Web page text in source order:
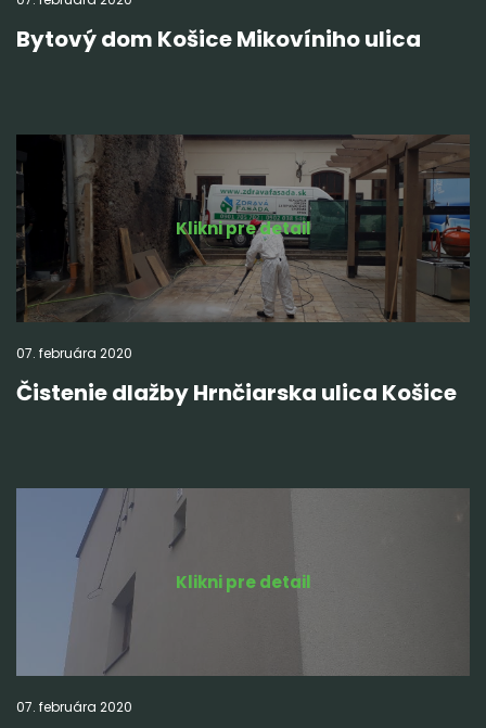
Bytový dom Košice Mikovíniho ulica
Klikni pre detail
07. februára 2020
Čistenie dlažby Hrnčiarska ulica Košice
Klikni pre detail
07. februára 2020